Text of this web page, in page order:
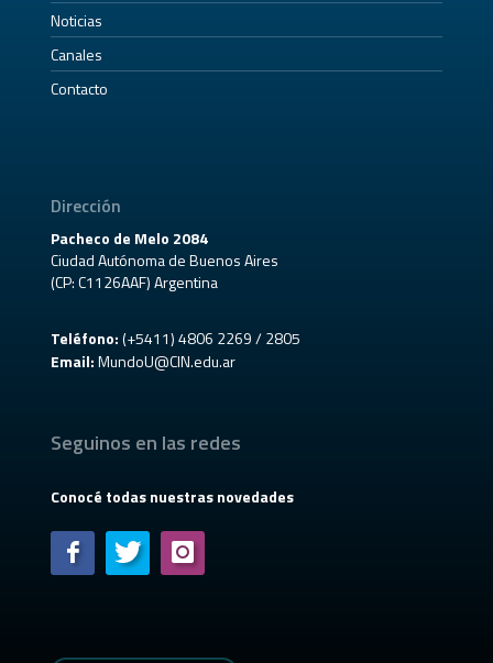
Noticias
Canales
Contacto
Dirección
Pacheco de Melo 2084
Ciudad Autónoma de Buenos Aires
(CP: C1126AAF) Argentina
Teléfono:(+5411) 4806 2269 / 2805
Email: MundoU@CIN.edu.ar
Seguinos en las redes
Conocé todas nuestras novedades